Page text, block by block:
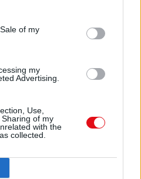
of my
my
Advertising.
Use,
of my
with the
collected.
compartidos por los usuarios del sitio.
de documentos en línea domiciliada
con las leyes nacionales y europeas.
no se moderan a priori.